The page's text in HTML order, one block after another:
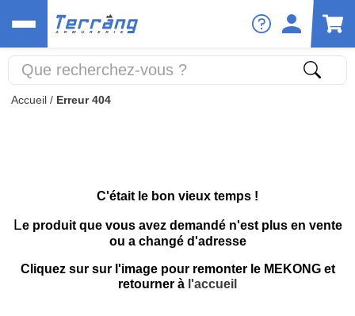
Accueil / Erreur 404
C'était le bon vieux temps !
Le produit que vous avez demandé n'est plus en vente
ou a changé d'adresse
Cliquez sur sur l'image pour remonter le MEKONG et
retourner à l'accueil